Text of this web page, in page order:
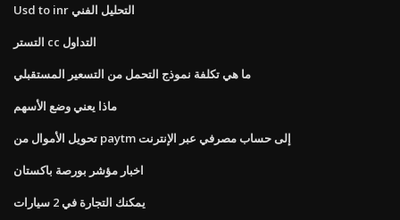
Usd to inr التحليل الفني
التستر cc التداول
ما هي تكلفة نموذج التحمل من التسعير المستقبلي
ماذا يعني وضع الأسهم
تحويل الأموال من paytm إلى حساب مصرفي عبر الإنترنت
اخبار مؤشر بورصة باكستان
يمكنك التجارة في 2 سيارات